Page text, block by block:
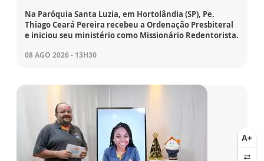
Na Paróquia Santa Luzia, em Hortolândia (SP), Pe.
Thiago Ceará Pereira recebeu a Ordenação Presbiteral
e iniciou seu ministério como Missionário Redentorista.
08 AGO 2026 - 13H30